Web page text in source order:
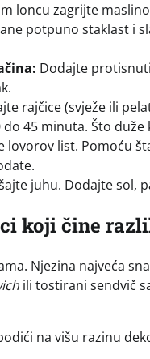
loncu zagrijte
potpuno staklast i
Dodajte
rajčice (svježe ili
45 minuta. Što
lovorov list. Pomoću
juhu. Dodajte sol,
koji čine
Njezina najveća
ili tostirani sendvič
na višu razinu